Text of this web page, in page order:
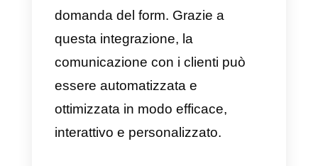
funzione consente di includere
nel messaggio inviato tramite
WhatsApp informazioni
su ciascun utente, come il nome
le informazioni raccolte sotto